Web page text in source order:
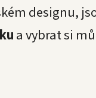
designu,
a vybrat si